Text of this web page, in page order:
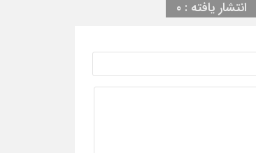
انتشار یافته : ۰